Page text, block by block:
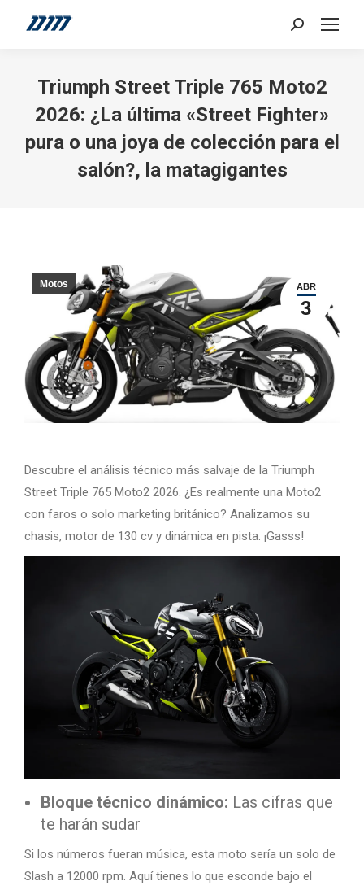
Search:
Triumph Street Triple 765 Moto2
2026: ¿La última «Street Fighter»
pura o una joya de colección para el
salón?, la matagigantes
ABR
3
Motos
Descubre el análisis técnico más salvaje de la Triumph
Street Triple 765 Moto2 2026. ¿Es realmente una Moto2
con faros o solo marketing británico? Analizamos su
chasis, motor de 130 cv y dinámica en pista. ¡Gasss!
Bloque técnico dinámico: Las cifras que
te harán sudar
Si los números fueran música, esta moto sería un solo de
Slash a 12000 rpm. Aquí tienes lo que esconde bajo el